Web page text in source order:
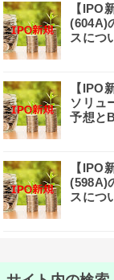
【IPO
(604A)
スにつ
【IPO
ソリュ
予想と
【IPO
(598A)
スにつ